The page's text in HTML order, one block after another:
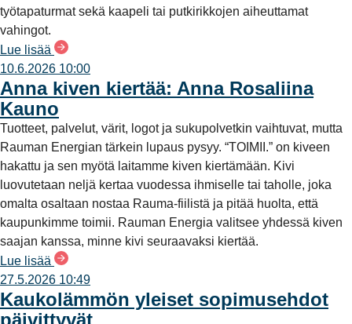
työtapaturmat sekä kaapeli tai putkirikkojen aiheuttamat
vahingot.
Lue lisää
10.6.2026 10:00
Anna kiven kiertää: Anna Rosaliina
Kauno
Tuotteet, palvelut, värit, logot ja sukupolvetkin vaihtuvat, mutta
Rauman Energian tärkein lupaus pysyy. “TOIMII.” on kiveen
hakattu ja sen myötä laitamme kiven kiertämään. Kivi
luovutetaan neljä kertaa vuodessa ihmiselle tai taholle, joka
omalta osaltaan nostaa Rauma-fiilistä ja pitää huolta, että
kaupunkimme toimii. Rauman Energia valitsee yhdessä kiven
saajan kanssa, minne kivi seuraavaksi kiertää.
Lue lisää
27.5.2026 10:49
Kaukolämmön yleiset sopimusehdot
päivittyvät